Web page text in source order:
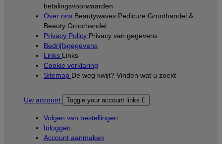
betalingsvoorwaarden
Over ons Beautywaves Pedicure Groothandel &
Beauty Groothandel
Privacy Policy Privacy van gegevens
Bedrijfsgegevens
Links Links
Cookie verklaring
Sitemap De weg kwijt? Vinden wat u zoekt
Uw account Toggle your account links 
Volgen van bestellingen
Inloggen
Account aanmaken